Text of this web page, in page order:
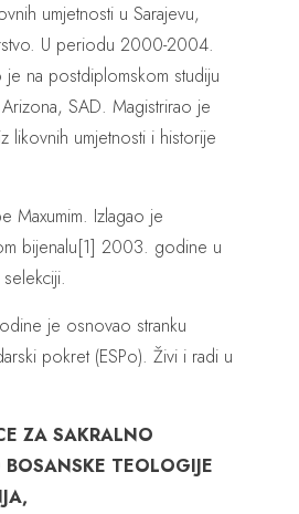
umjetnosti u Sarajevu,
U periodu 2000-2004.
na postdiplomskom studiju
SAD. Magistrirao je
umjetnosti i historije
Maxumim. Izlagao je
bijenalu[1] 2003. godine u
je osnovao stranku
pokret (ESPo). Živi i radi u
ZA SAKRALNO
TEOLOGIJE